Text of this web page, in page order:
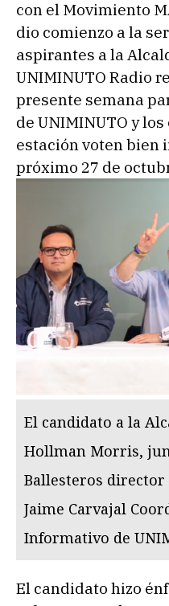
con el Movimiento
dio comienzo a la
aspirantes a la
UNIMINUTO Radio
presente semana
de UNIMINUTO y
estación voten bien
próximo 27 de
El candidato a la
Hollman Morris,
Ballesteros director
Jaime Carvajal
Informativo de
El candidato hizo